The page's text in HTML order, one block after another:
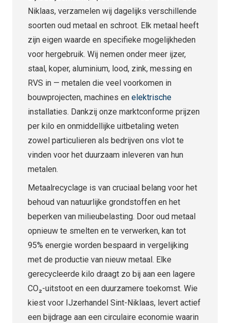
Niklaas, verzamelen wij dagelijks verschillende
soorten oud metaal en schroot. Elk metaal heeft
zijn eigen waarde en specifieke mogelijkheden
voor hergebruik. Wij nemen onder meer ijzer,
staal, koper, aluminium, lood, zink, messing en
RVS in — metalen die veel voorkomen in
bouwprojecten, machines en elektrische
installaties. Dankzij onze marktconforme prijzen
per kilo en onmiddellijke uitbetaling weten
zowel particulieren als bedrijven ons vlot te
vinden voor het duurzaam inleveren van hun
metalen.
Metaalrecyclage is van cruciaal belang voor het
behoud van natuurlijke grondstoffen en het
beperken van milieubelasting. Door oud metaal
opnieuw te smelten en te verwerken, kan tot
95% energie worden bespaard in vergelijking
met de productie van nieuw metaal. Elke
gerecycleerde kilo draagt zo bij aan een lagere
CO₂-uitstoot en een duurzamere toekomst. Wie
kiest voor IJzerhandel Sint-Niklaas, levert actief
een bijdrage aan een circulaire economie waarin